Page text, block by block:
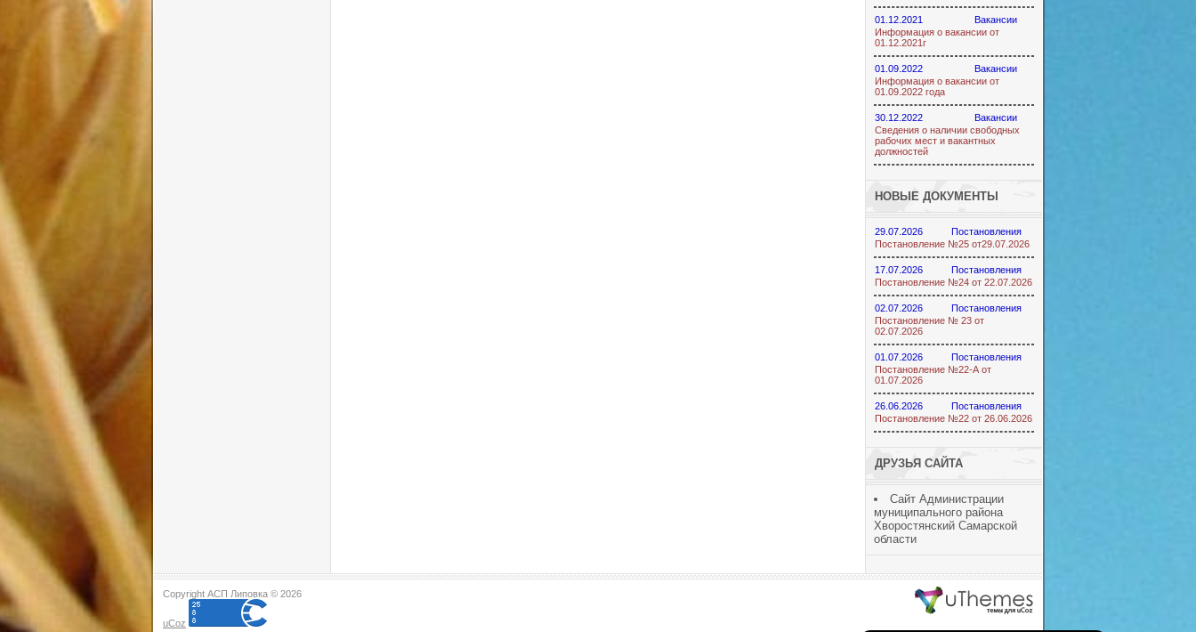
01.12.2021
Вакансии
Информация о вакансии от
01.12.2021г
01.09.2022
Вакансии
Информация о вакансии от
01.09.2022 года
30.12.2022
Вакансии
Сведения о наличии свободных
рабочих мест и вакантных
должностей
НОВЫЕ ДОКУМЕНТЫ
29.07.2026
Постановления
Постановление №25 от29.07.2026
17.07.2026
Постановления
Постановление №24 от 22.07.2026
02.07.2026
Постановления
Постановление № 23 от
02.07.2026
01.07.2026
Постановления
Постановление №22-А от
01.07.2026
26.06.2026
Постановления
Постановление №22 от 26.06.2026
ДРУЗЬЯ САЙТА
Сайт Администрации
муниципального района
Хворостянский Самарской
области
Copyright АСП Липовка © 2026
uCoz